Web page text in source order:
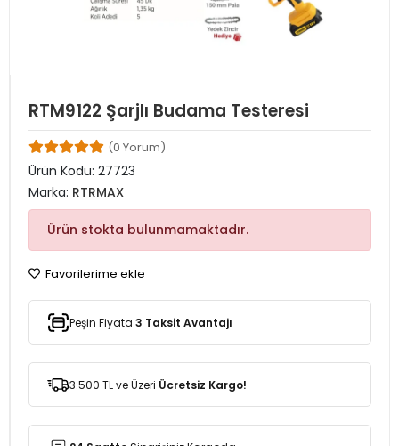
RTM9122 Şarjlı Budama Testeresi
(0 Yorum)
Ürün Kodu: 27723
Marka: RTRMAX
Ürün stokta bulunmamaktadır.
Favorilerime ekle
Peşin Fiyata 3 Taksit Avantajı
3.500 TL ve Üzeri Ücretsiz Kargo!